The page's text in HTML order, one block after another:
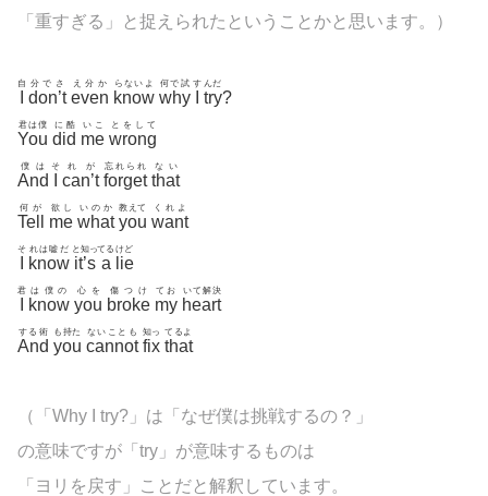
「重すぎる」と捉えられたということかと思います。）
自
don’t
分でさ
even
え分か
know
らないよ
why
何で試 す
try
んだ
?
You
君は僕
did
に酷
me
いこ
wrong
とをして
And
僕は そ
can’t
れが
forget
忘れられ
that
ない
Tell
何が
me
欲し
what
いのか
you
教えて
want
くれよ
そ
know
れは嘘だ
it’s
と知っ
a
てる
lie
けど
君
know
は僕の
you
心を
broke
傷つけ
my
てお
heart
いて解決
And
する術
you
も持た
cannot
ないことも
fix
知っ
that
てるよ
（「Why I try?」は「なぜ僕は挑戦するの？」
の意味ですが「try」が意味するものは
「ヨリを戻す」ことだと解釈しています。